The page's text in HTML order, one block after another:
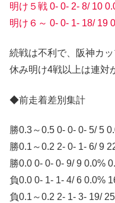
明け５戦 0- 0- 2- 8/ 10
明け６～ 0- 0- 1- 18/ 19
続戦は不利で、阪神カ
休み明け4戦以上は連対
◆前走着差別集計
勝0.3～0.5 0- 0- 0- 5/ 5
勝0.1～0.2 2- 0- 1- 6/ 9
勝0.0 0- 0- 0- 9/ 9 0.0%
負0.0 0- 1- 1- 4/ 6 0.0%
負0.1～0.2 2- 1- 3- 19/